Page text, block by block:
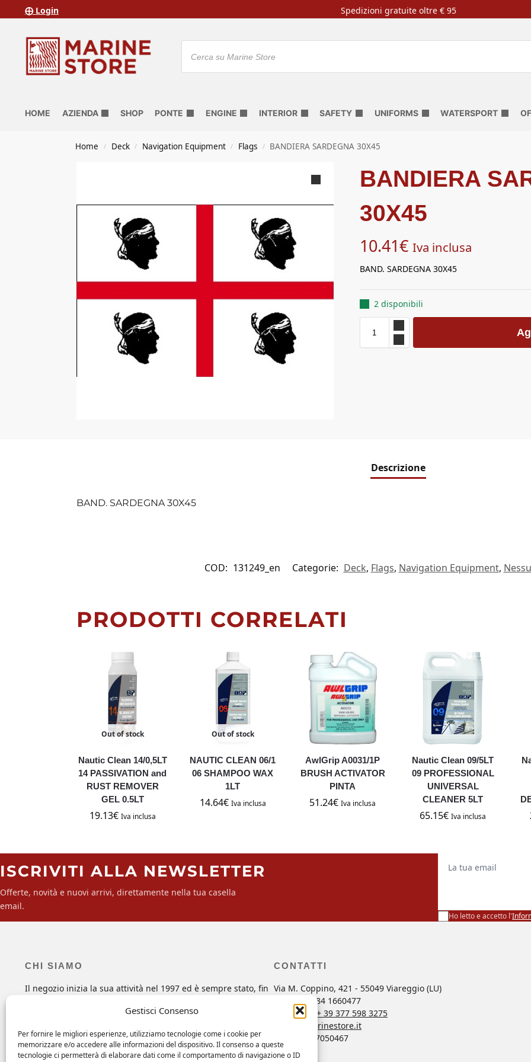
Gestisci Consenso
Per fornire le migliori esperienze, utilizziamo tecnologie come i cookie per
memorizzare e/o accedere alle informazioni del dispositivo. Il consenso a queste
tecnologie ci permetterà di elaborare dati come il comportamento di navigazione o ID
⨁ Login Spedizioni gratuite oltre € 95
HOME AZIENDA SHOP PONTE ENGINE INTERIOR SAFETY UNIFORMS WATERSPORT
Home / Deck / Navigation Equipment / Flags / BANDIERA SARDEGNA 30X45
BANDIERA
30X45
10.41€ Iva inclusa
BAND. SARDEGNA 30X45
2 disponibili
Descrizione
BAND. SARDEGNA 30X45
COD: 131249_en Categorie: Deck, Flags, Navigation Equipment,
PRODOTTI CORRELATI
Out of stock
Nautic Clean 14/0,5LT
14 PASSIVATION and
RUST REMOVER
GEL 0.5LT
19.13€ Iva inclusa
Out of stock
NAUTIC CLEAN 06/1
06 SHAMPOO WAX
1LT
14.64€ Iva inclusa
AwlGrip A0031/1P
BRUSH ACTIVATOR
PINTA
51.24€ Iva inclusa
Nautic Clean 09/5LT
09 PROFESSIONAL
UNIVERSAL
CLEANER 5LT
65.15€ Iva inclusa
ISCRIVITI ALLA NEWSLETTER
Offerte, novità e nuovi arrivi, direttamente nella tua casella
email.
Ho letto e accetto l'
CHI SIAMO
Il negozio inizia la sua attività nel 1997 ed è sempre stato, fin
prodotti specifici di manutenzione, ferramenta e oggettistica
CONTATTI
Via M. Coppino, 421 - 55049 Viareggio (LU)
Tel. +39 0584 1660477
Whatsapp
+ 39 377 598 3275
ordini@marinestore.it
P. Iva 01637050467